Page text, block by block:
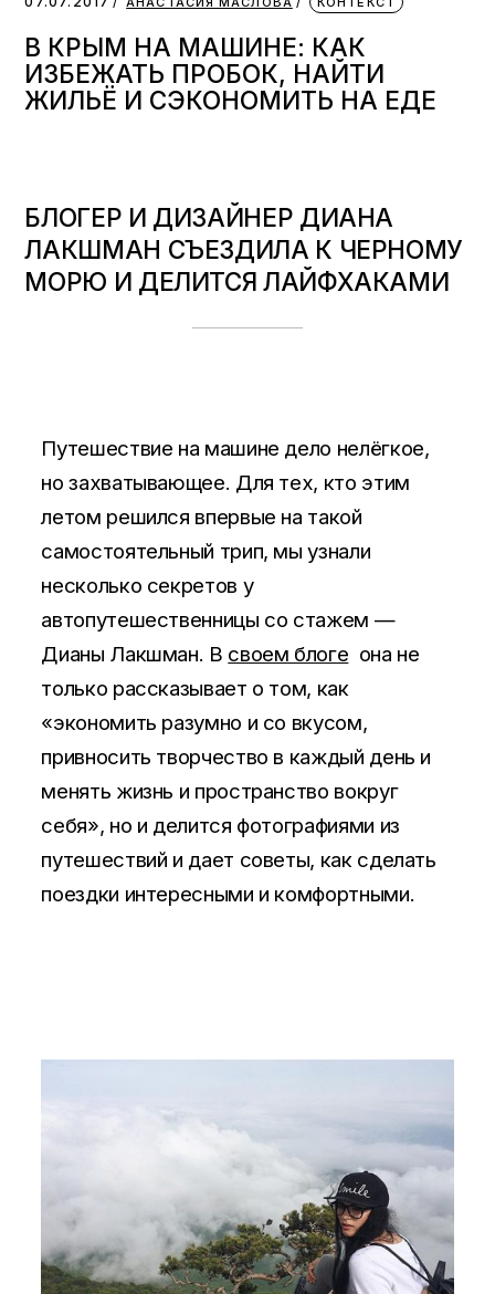
В КРЫМ НА МАШИНЕ: КАК
ИЗБЕЖАТЬ ПРОБОК, НАЙТИ
ЖИЛЬЁ И СЭКОНОМИТЬ НА ЕДЕ
БЛОГЕР И ДИЗАЙНЕР ДИАНА
ЛАКШМАН СЪЕЗДИЛА К ЧЕРНОМУ
МОРЮ И ДЕЛИТСЯ ЛАЙФХАКАМИ
Путешествие на машине дело нелёгкое,
но захватывающее. Для тех, кто этим
летом решился впервые на такой
самостоятельный трип, мы узнали
несколько секретов у
автопутешественницы со стажем —
Дианы Лакшман. В своем блоге она не
только рассказывает о том, как
«экономить разумно и со вкусом,
привносить творчество в каждый день и
менять жизнь и пространство вокруг
себя», но и делится фотографиями из
путешествий и дает советы, как сделать
поездки интересными и комфортными.